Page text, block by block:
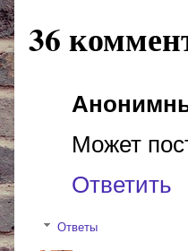
36
Может
Ответить
Ответы